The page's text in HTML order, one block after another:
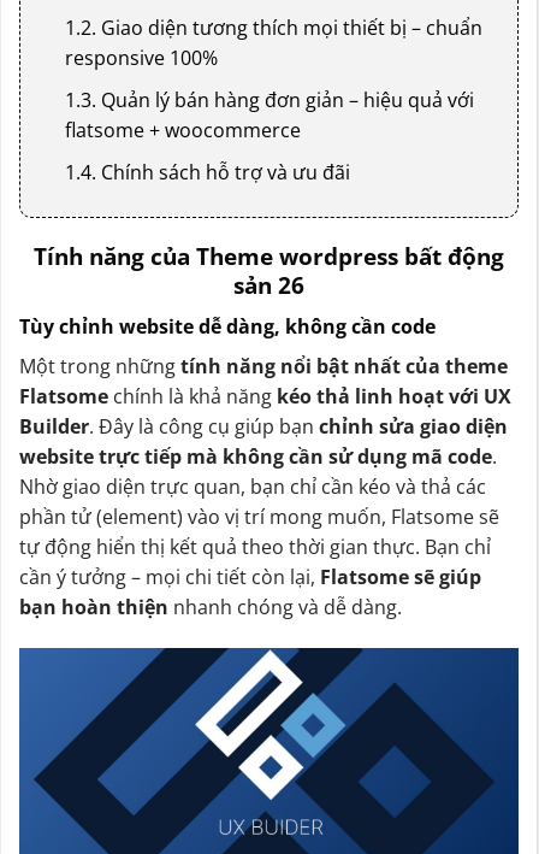
1.2. Giao diện tương thích mọi thiết bị – chuẩn
responsive 100%
1.3. Quản lý bán hàng đơn giản – hiệu quả với
flatsome + woocommerce
1.4. Chính sách hỗ trợ và ưu đãi
Tính năng của Theme wordpress bất động
sản 26
Tùy chỉnh website dễ dàng, không cần code
Một trong nhữngtính năng nổi bật nhất của theme
Flatsome chính là khả năng kéo thả linh hoạt với UX
Builder. Đây là công cụ giúp bạn chỉnh sửa giao diện
website trực tiếp mà không cần sử dụng mã code.
Nhờ giao diện trực quan, bạn chỉ cần kéo và thả các
phần tử (element) vào vị trí mong muốn, Flatsome sẽ
tự động hiển thị kết quả theo thời gian thực. Bạn chỉ
cần ý tưởng – mọi chi tiết còn lại, Flatsome sẽ giúp
bạn hoàn thiện nhanh chóng và dễ dàng.